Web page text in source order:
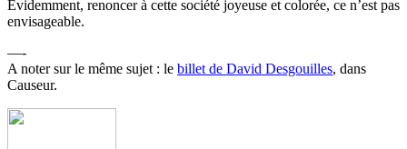
Evidemment, renoncer à cette société joyeuse et colorée, ce n’est pas
envisageable.
—-
A noter sur le même sujet : le billet de David Desgouilles, dans
Causeur.